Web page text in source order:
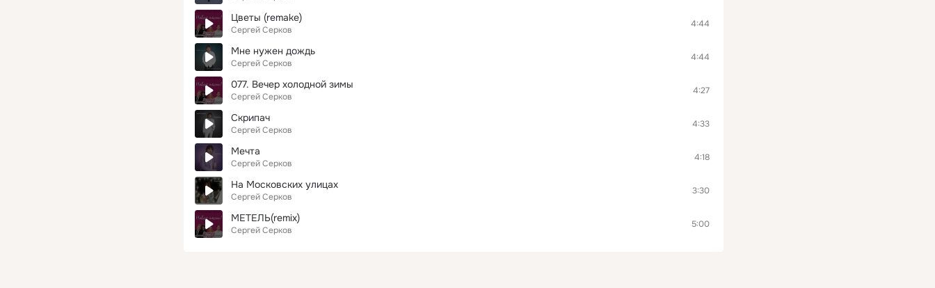
Цветы (remake)
Сергей Серков
4:44
Мне нужен дождь
Сергей Серков
4:44
077. Вечер холодной зимы
Сергей Серков
4:27
Скрипач
Сергей Серков
4:33
Мечта
Сергей Серков
4:18
На Московских улицах
Сергей Серков
3:30
МЕТЕЛЬ(remix)
Сергей Серков
5:00